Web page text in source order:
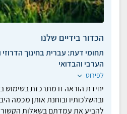
הכדור בידיים שלנו
תחומי דעת: עברית בחינוך
הערבי והבדואי
לפירוט
יחידת הוראה זו מתרכזת בשימוש
ובהשלכותיו ובוחנת אותן מכמה
להביע את עמדתם בשאלות